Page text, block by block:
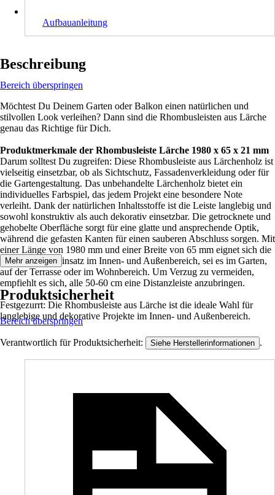
Aufbauanleitung
Beschreibung
Bereich überspringen
Möchtest Du Deinem Garten oder Balkon einen natürlichen und
stilvollen Look verleihen? Dann sind die Rhombusleisten aus Lärche
genau das Richtige für Dich.
Produktmerkmale der Rhombusleiste Lärche 1980 x 65 x 21 mm
Darum solltest Du zugreifen: Diese Rhombusleiste aus Lärchenholz ist
vielseitig einsetzbar, ob als Sichtschutz, Fassadenverkleidung oder für
die Gartengestaltung. Das unbehandelte Lärchenholz bietet ein
individuelles Farbspiel, das jedem Projekt eine besondere Note
verleiht. Dank der natürlichen Inhaltsstoffe ist die Leiste langlebig und
sowohl konstruktiv als auch dekorativ einsetzbar. Die getrocknete und
gehobelte Oberfläche sorgt für eine glatte und ansprechende Optik,
während die gefasten Kanten für einen sauberen Abschluss sorgen. Mit
einer Länge von 1980 mm und einer Breite von 65 mm eignet sich die
Leiste für den Einsatz im Innen- und Außenbereich, sei es im Garten,
auf der Terrasse oder im Wohnbereich. Um Verzug zu vermeiden,
empfiehlt es sich, alle 50-60 cm eine Distanzleiste anzubringen.
Festgezurrt: Die Rhombusleiste aus Lärche ist die ideale Wahl für
langlebige und dekorative Projekte im Innen- und Außenbereich.
Mehr anzeigen
Produktsicherheit
Bereich überspringen
Verantwortlich für Produktsicherheit: Siehe Herstellerinformationen .